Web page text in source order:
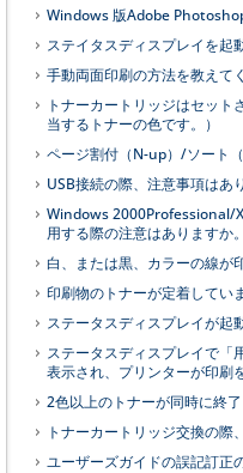
Windows 版Adobe
ステイタスディスプレイを起
手動両面印刷の方法を教えて
トナーカートリッジはセッ
当するトナーの色です。）
ページ割付（N-up）/ソート
USB接続の際、注意事項はあ
Windows 2000Professional/
用する際の注意はありますか。
白、または黒、カラーの線が
印刷物のトナーが定着してい
ステータスディスプレイが起
ステータスディスプレイで「
表示され、プリンターが印刷
2色以上のトナーが同時に終
トナーカートリッジ交換の
ユーザーズガイドの誤記訂正